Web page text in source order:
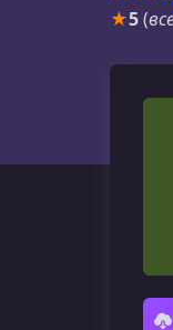
★5(